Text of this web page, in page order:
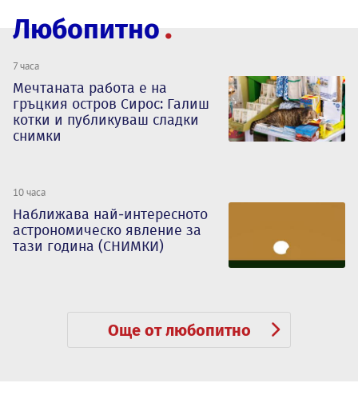
Любопитно
7 часа
Мечтаната работа е на
гръцкия остров Сирос: Галиш
котки и публикуваш сладки
снимки
10 часа
Наближава най-интересното
астрономическо явление за
тази година (СНИМКИ)
Още от любопитно